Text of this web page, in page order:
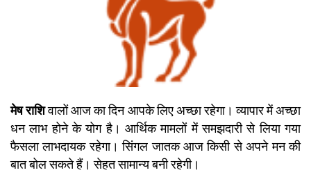
मेष राशिवालों आज का दिन आपके लिए अच्छा रहेगा। व्यापार में अच्छा
धन लाभ होने के योग है। आर्थिक मामलों में समझदारी से लिया गया
फैसला लाभदायक रहेगा। सिंगल जातक आज किसी से अपने मन की
बात बोल सकते हैं। सेहत सामान्य बनी रहेगी।